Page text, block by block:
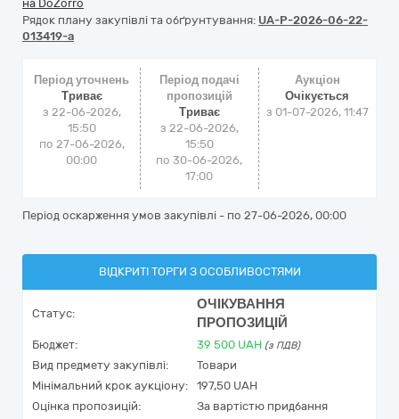
на DoZorro
Рядок плану закупівлі та обґрунтування: UA-P-2026-06-22-
013419-a
Період уточнень
Триває
з 22-06-2026,
15:50
по 27-06-2026,
00:00
Період подачі
пропозицій
Триває
з 22-06-2026,
15:50
по 30-06-2026,
17:00
Аукціон
Очікується
з 01-07-2026, 11:47
Період оскарження умов закупівлі - по 27-06-2026, 00:00
ВІДКРИТІ ТОРГИ З ОСОБЛИВОСТЯМИ
Статус:
ОЧІКУВАННЯ
ПРОПОЗИЦІЙ
Бюджет: 39 500 UAH (з ПДВ)
Вид предмету закупівлі:
Товари
Мінімальний крок аукціону:
197,50 UAH
Оцінка пропозицій:
За вартістю придбання